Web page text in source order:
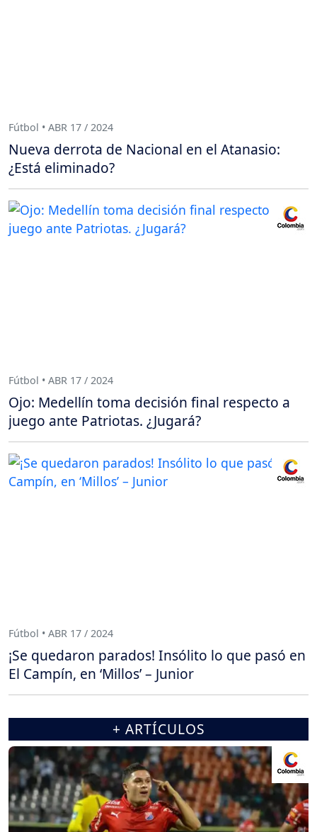
Fútbol • ABR 17 / 2024
Nueva derrota de Nacional en el Atanasio:
¿Está eliminado?
Fútbol • ABR 17 / 2024
Ojo: Medellín toma decisión final respecto a
juego ante Patriotas. ¿Jugará?
Fútbol • ABR 17 / 2024
¡Se quedaron parados! Insólito lo que pasó en
El Campín, en ‘Millos’ – Junior
+ ARTÍCULOS